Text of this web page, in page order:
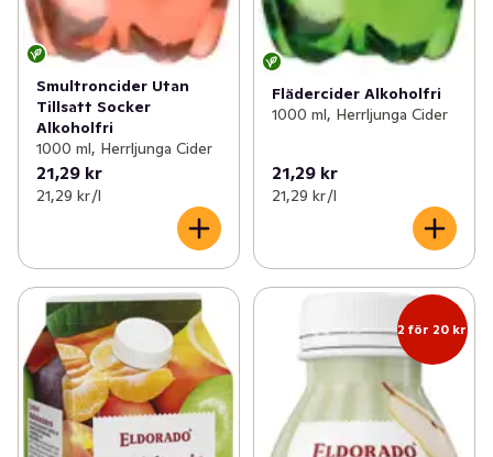
Smultroncider Utan
Tillsatt Socker
Alkoholfri
1000 ml, Herrljunga Cider
21,29 kr
21,29 kr /l
Flädercider Alkoholfri
1000 ml, Herrljunga Cider
21,29 kr
21,29 kr /l
2 för 20 kr